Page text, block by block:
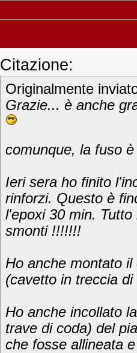
Citazione:
Originalmente
Grazie... è anche
comunque, la fuso
Ieri sera ho finito
rinforzi. Questo è
l'epoxi 30 min.
smonti !!!!!!!
Ho anche montato
(cavetto in treccia
Ho anche incollato
trave di coda) del
che fosse allineata